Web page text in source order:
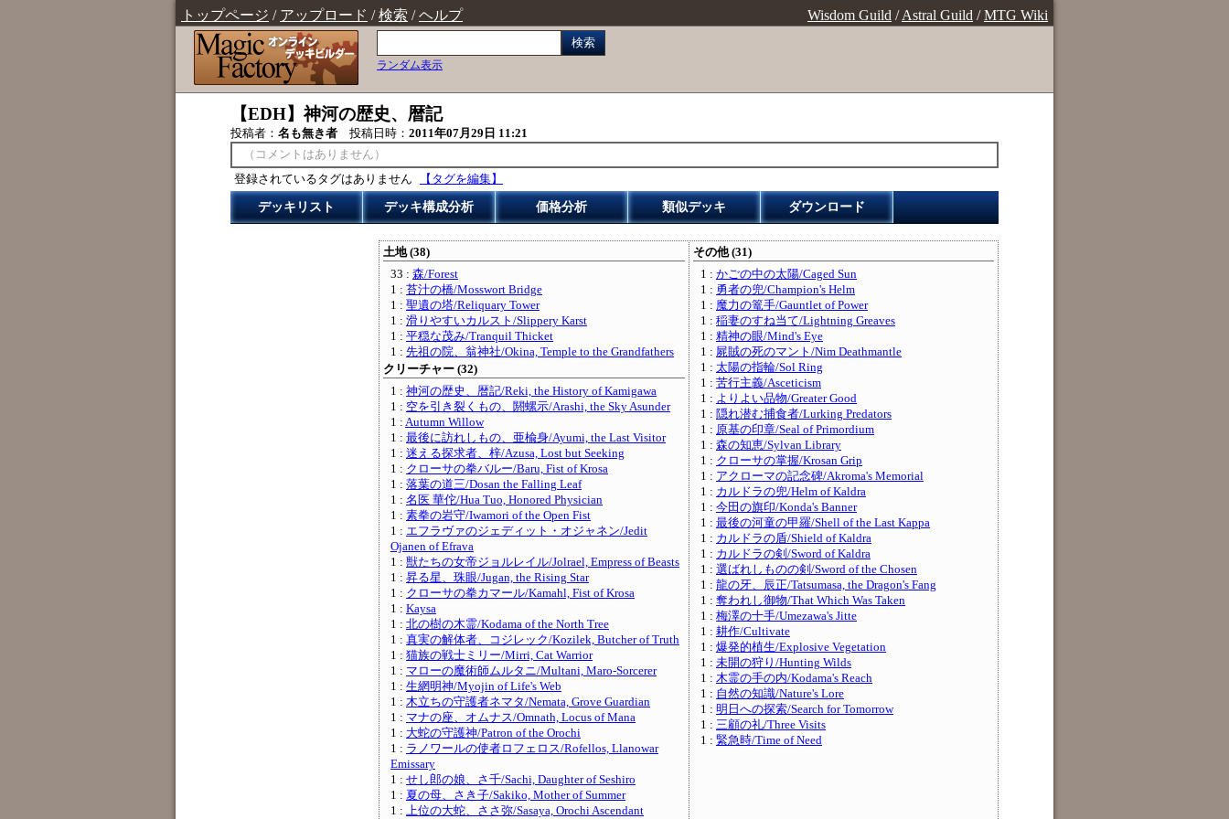
トップページ / アップロード /検索 /ヘルプ Wisdom Guild /Astral Guild /MTG Wiki
検索
ランダム表示
【EDH】神河の歴史、暦記
投稿者： 名も無き者 投稿日時： 2011年07月29日 11:21
（コメントはありません）
登録されているタグはありません
【タグを編集】
デッキリスト デッキ構成分析 価格分析 類似デッキ ダウンロード
土地 (38)
33 : 森/Forest
1 : 苔汁の橋/Mosswort Bridge
1 : 聖遺の塔/Reliquary Tower
1 : 滑りやすいカルスト/Slippery Karst
1 : 平穏な茂み/Tranquil Thicket
1 : 先祖の院、翁神社/Okina, Temple to the Grandfathers
クリーチャー (32)
1 : 神河の歴史、暦記/Reki, the History of Kamigawa
1 : 空を引き裂くもの、閼螺示/Arashi, the Sky Asunder
1 : Autumn Willow
1 : 最後に訪れしもの、亜楡身/Ayumi, the Last Visitor
1 : 迷える探求者、梓/Azusa, Lost but Seeking
1 : クローサの拳バルー/Baru, Fist of Krosa
1 : 落葉の道三/Dosan the Falling Leaf
1 : 名医 華佗/Hua Tuo, Honored Physician
1 : 素拳の岩守/Iwamori of the Open Fist
1 : エフラヴァのジェディット・オジャネン/Jedit
Ojanen of Efrava
1 : 獣たちの女帝ジョルレイル/Jolrael, Empress of Beasts
1 : 昇る星、珠眼/Jugan, the Rising Star
1 : クローサの拳カマール/Kamahl, Fist of Krosa
1 : Kaysa
1 : 北の樹の木霊/Kodama of the North Tree
1 : 真実の解体者、コジレック/Kozilek, Butcher of Truth
1 : 猫族の戦士ミリー/Mirri, Cat Warrior
1 : マローの魔術師ムルタニ/Multani, Maro-Sorcerer
1 : 生網明神/Myojin of Life's Web
1 : 木立ちの守護者ネマタ/Nemata, Grove Guardian
1 : マナの座、オムナス/Omnath, Locus of Mana
1 : 大蛇の守護神/Patron of the Orochi
1 : ラノワールの使者ロフェロス/Rofellos, Llanowar
Emissary
1 : せし郎の娘、さ千/Sachi, Daughter of Seshiro
1 : 夏の母、さき子/Sakiko, Mother of Summer
1 : 上位の大蛇、ささ弥/Sasaya, Orochi Ascendant
その他 (31)
1 : かごの中の太陽/Caged Sun
1 : 勇者の兜/Champion's Helm
1 : 魔力の篭手/Gauntlet of Power
1 : 稲妻のすね当て/Lightning Greaves
1 : 精神の眼/Mind's Eye
1 : 屍賊の死のマント/Nim Deathmantle
1 : 太陽の指輪/Sol Ring
1 : 苦行主義/Asceticism
1 : よりよい品物/Greater Good
1 : 隠れ潜む捕食者/Lurking Predators
1 : 原基の印章/Seal of Primordium
1 : 森の知恵/Sylvan Library
1 : クローサの掌握/Krosan Grip
1 : アクローマの記念碑/Akroma's Memorial
1 : カルドラの兜/Helm of Kaldra
1 : 今田の旗印/Konda's Banner
1 : 最後の河童の甲羅/Shell of the Last Kappa
1 : カルドラの盾/Shield of Kaldra
1 : カルドラの剣/Sword of Kaldra
1 : 選ばれしものの剣/Sword of the Chosen
1 : 龍の牙、辰正/Tatsumasa, the Dragon's Fang
1 : 奪われし御物/That Which Was Taken
1 : 梅澤の十手/Umezawa's Jitte
1 : 耕作/Cultivate
1 : 爆発的植生/Explosive Vegetation
1 : 未開の狩り/Hunting Wilds
1 : 木霊の手の内/Kodama's Reach
1 : 自然の知識/Nature's Lore
1 : 明日への探索/Search for Tomorrow
1 : 三顧の礼/Three Visits
1 : 緊急時/Time of Need